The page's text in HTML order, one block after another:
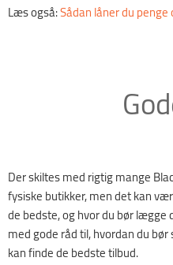
Læs også:Sådan låner du penge
Der skiltes med rigtig mange
fysiske butikker, men det kan
de bedste, og hvor du bør
med gode råd til, hvordan du
kan finde de bedste tilbud.